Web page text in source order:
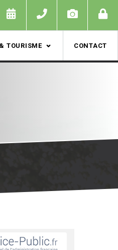
TOURISME CONTACT